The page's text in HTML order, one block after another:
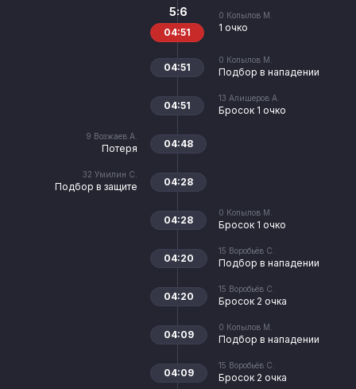
0 Копылов М.
1 очко
5:6
04:51
0 Копылов М.
Подбор в нападении
04:51
13 Алишеров А.
Бросок 1 очко
04:51
9 Возжаев А.
Потеря 04:48
32 Умилин С.
Подбор в защите 04:28
0 Копылов М.
Бросок 1 очко
04:28
15 Воробьёв С.
Подбор в нападении
04:20
15 Воробьёв С.
Бросок 2 очка
04:20
0 Копылов М.
Подбор в нападении
04:09
15 Воробьёв С.
Бросок 2 очка
04:09